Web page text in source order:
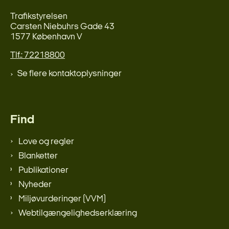
Trafikstyrelsen
Carsten Niebuhrs Gade 43
1577 København V
Tlf.: 72218800
Se flere kontaktoplysninger
Find
Love og regler
Blanketter
Publikationer
Nyheder
Miljøvurderinger (VVM)
Webtilgængelighedserklæring